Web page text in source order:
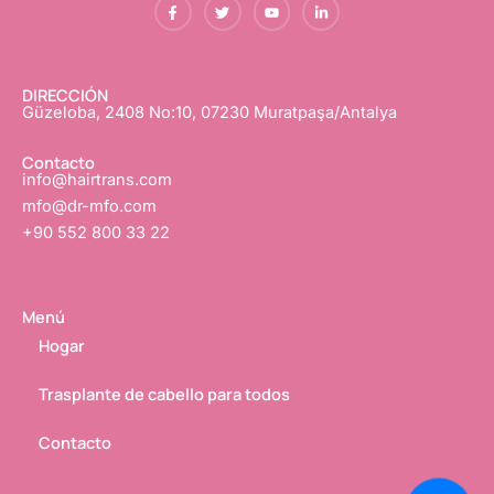
a
c
-
o
r
o
u
i
n
DIRECCIÓN
Güzeloba, 2408 No:10, 07230 Muratpaşa/Antalya
Contacto
info@hairtrans.com
mfo@dr-mfo.com
+90 552 800 33 22
Menú
Hogar
Trasplante de cabello para todos
Contacto